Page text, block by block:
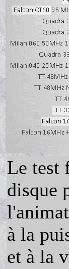
Le test
disque
à la
et à la